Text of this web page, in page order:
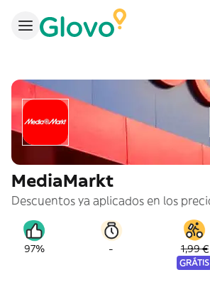
MediaMarkt
97% - 1,99 €
GRÁTIS